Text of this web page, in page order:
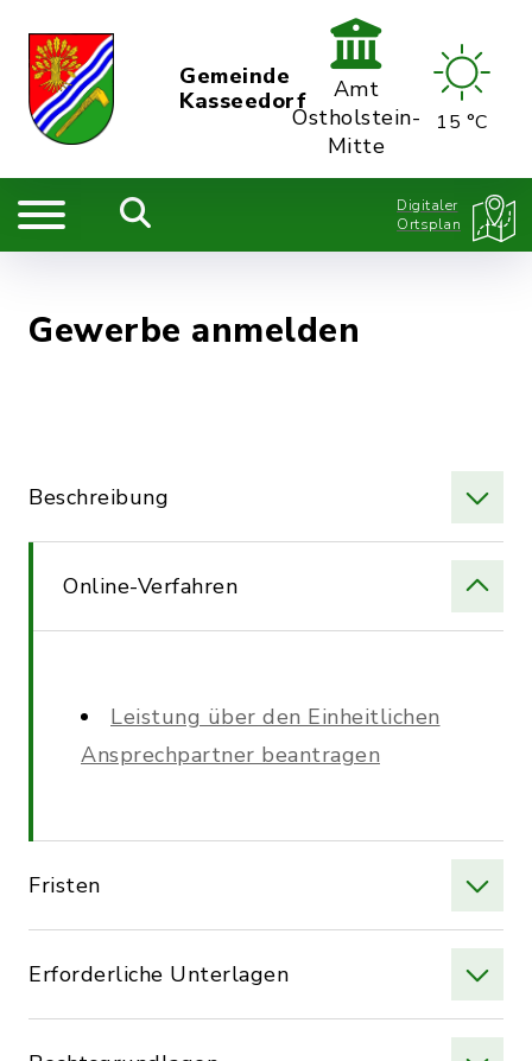
Gemeinde
Kasseedorf
Amt
Ostholstein-
Mitte
15 °C
Digitaler
Ortsplan
Gewerbe anmelden
Beschreibung
Online-Verfahren
Leistung über den Einheitlichen
Ansprechpartner beantragen
Fristen
Erforderliche Unterlagen